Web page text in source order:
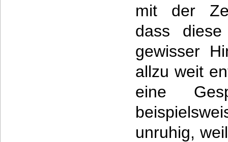
mit der
dass
gewisser
allzu weit
eine
unruhig,